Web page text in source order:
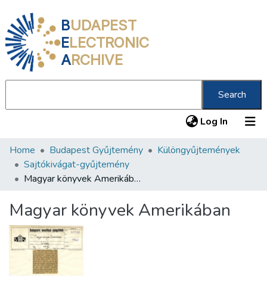
BUDAPEST
ELECTRONIC
ARCHIVE
Search
Log In (current)
Communities & Collections
All of DSpace
About us
Home Budapest Gyűjtemény
Különgyűjtemények
Sajtókivágat-gyűjtemény
Magyar könyvek Amerikában
Magyar könyvek Amerikában